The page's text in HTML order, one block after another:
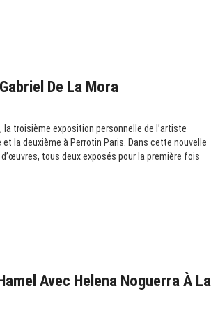
De La Mora
la troisième exposition personnelle de l’artiste
la deuxième à Perrotin Paris. Dans cette nouvelle
tous deux exposés pour la première fois
Avec Helena Noguerra À La